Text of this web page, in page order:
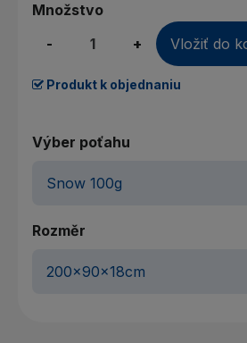
Množstvo
-
+ Vložiť do
Produkt k objednaniu
Výber poťahu
Rozměr